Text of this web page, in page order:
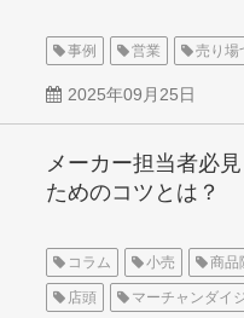
事例 営業 売り場
2025年09月25日
メーカー担当者必
ためのコツとは？
コラム 小売 商品
店頭 マーチャンダイ